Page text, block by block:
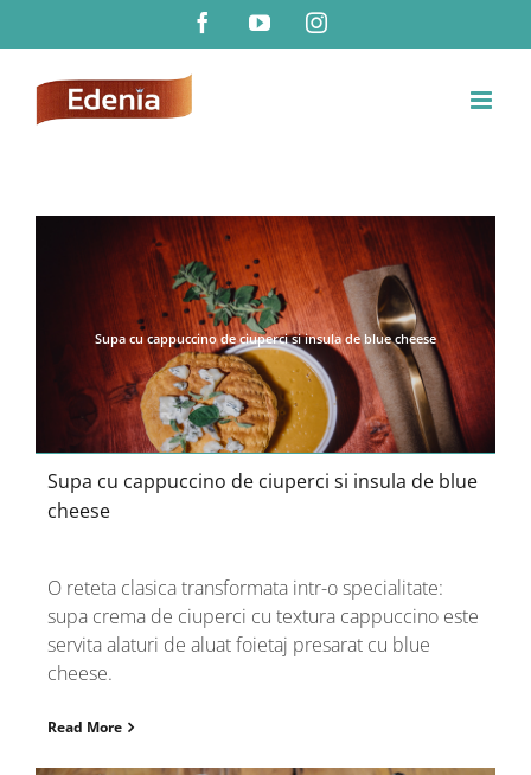
FacebookYouTubeInstagram
Supa cu cappuccino de ciuperci si insula de blue cheese
Supa cu cappuccino de ciuperci si insula de blue
cheese
O reteta clasica transformata intr-o specialitate:
supa crema de ciuperci cu textura cappuccino este
servita alaturi de aluat foietaj presarat cu blue
cheese.
Read More